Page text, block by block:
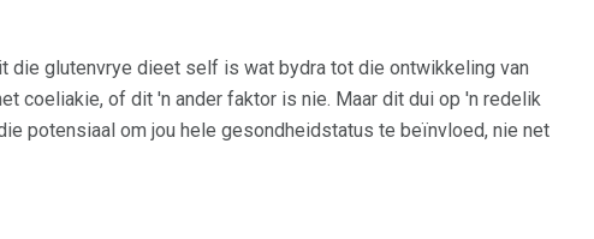
die glutenvrye dieet self is wat bydra tot die ontwikkeling van
coeliakie, of dit 'n ander faktor is nie. Maar dit dui op 'n redelik
potensiaal om jou hele gesondheidstatus te beïnvloed, nie net